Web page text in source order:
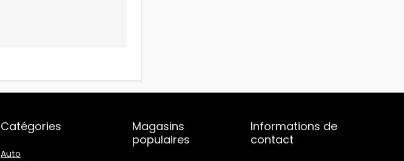
Catégories
Auto
Magasins
populaires
Informations de
contact